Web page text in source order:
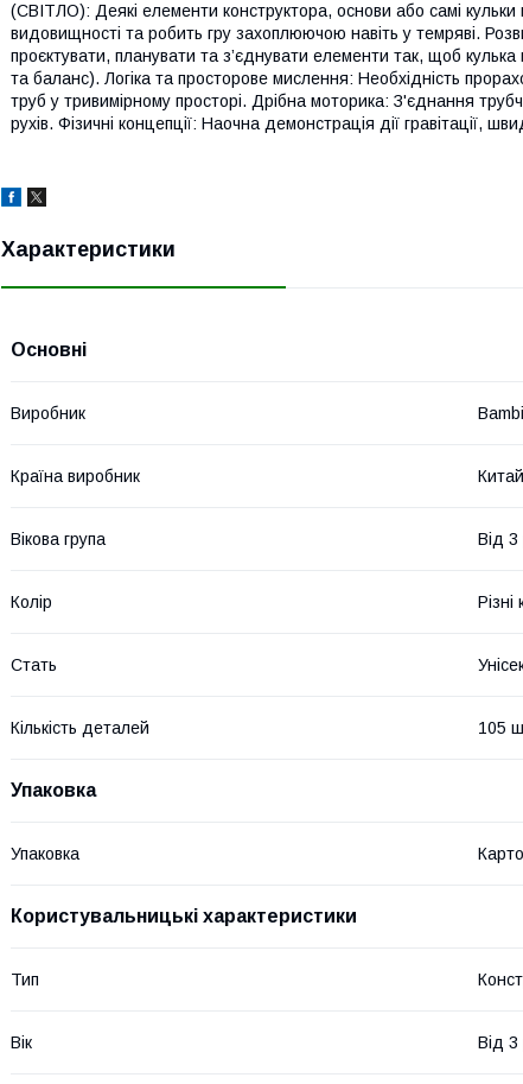
(СВІТЛО): Деякі елементи конструктора, основи або самі
видовищності та робить гру захоплюючою навіть у темряві.
проєктувати, планувати та з’єднувати елементи так, щоб
та баланс). Логіка та просторове мислення: Необхідність
труб у тривимірному просторі. Дрібна моторика: З'єднання
рухів. Фізичні концепції: Наочна демонстрація дії гравітації,
Характеристики
Основні
Виробник Bambi
Країна виробник Китай
Вікова група Від 3
Колір Різні
Стать
Кількість деталей 105
Упаковка
Упаковка
Користувальницькі характеристики
Тип
Вік Від 3